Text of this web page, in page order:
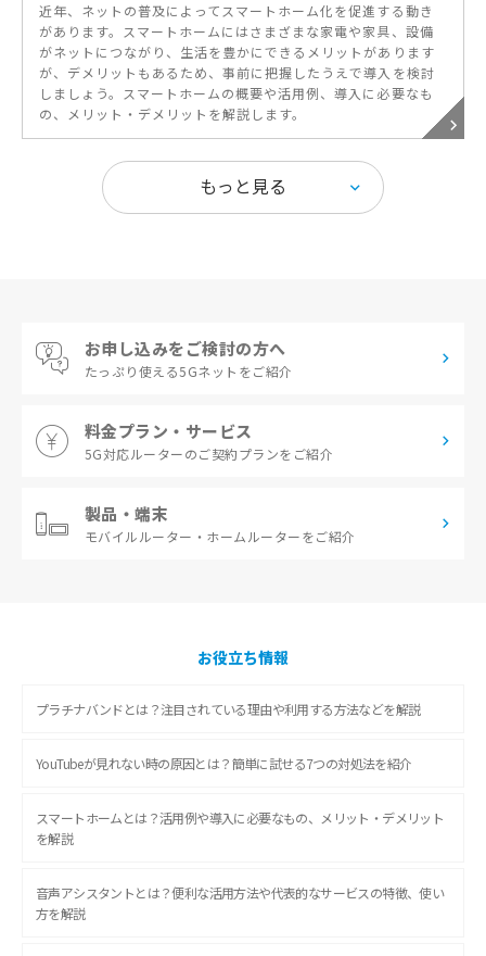
近年、ネットの普及によってスマートホーム化を促進する動き
があります。スマートホームにはさまざまな家電や家具、設備
がネットにつながり、生活を豊かにできるメリットがあります
が、デメリットもあるため、事前に把握したうえで導入を検討
しましょう。スマートホームの概要や活用例、導入に必要なも
の、メリット・デメリットを解説します。
お申し込みをご検討の方へ
たっぷり使える5Gネットをご紹介
料金プラン・サービス
5G対応ルーターのご契約プランをご紹介
製品・端末
モバイルルーター・ ホームルーターをご紹介
お役立ち情報
プラチナバンドとは？注目されている理由や利用する方法などを解説
YouTubeが見れない時の原因とは？簡単に試せる7つの対処法を紹介
スマートホームとは？活用例や導入に必要なもの、メリット・デメリット
を解説
音声アシスタントとは？便利な活用方法や代表的なサービスの特徴、使い
方を解説